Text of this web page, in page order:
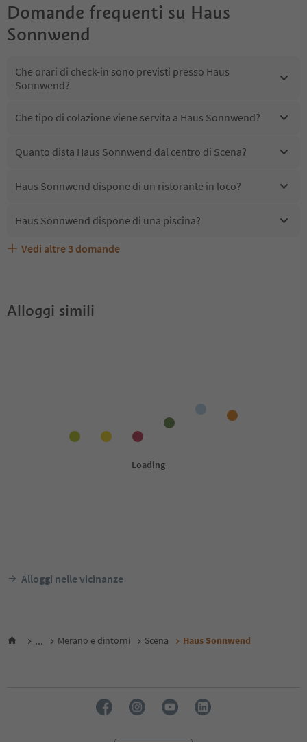
Domande frequenti su Haus
Sonnwend
Che orari di check-in sono previsti presso Haus
Sonnwend?
Che tipo di colazione viene servita a Haus Sonnwend?
Quanto dista Haus Sonnwend dal centro di Scena?
Haus Sonnwend dispone di un ristorante in loco?
Haus Sonnwend dispone di una piscina?
Haus Sonnwend accetta animali domestici?
Quali servizi/attività sono disponibili presso Haus
Gli ospiti di Haus Sonnwend ricevono l'Alto Adige Guest
Vedi altre 3 domande
Alloggi simili
Alloggi nelle vicinanze
... Merano e dintorni Scena Haus Sonnwend